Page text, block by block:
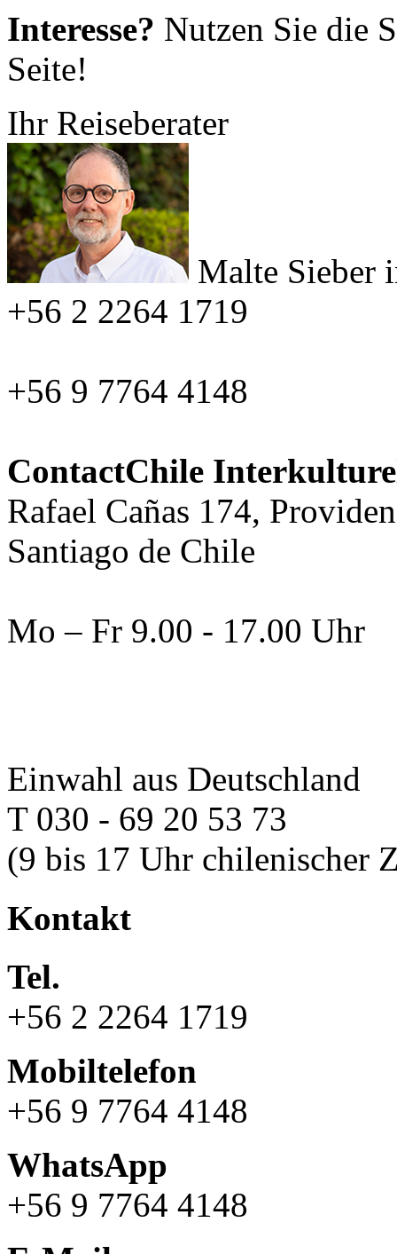
Interesse? Nutzen Sie die
Seite!
Ihr Reiseberater
Malte Sieber
+56 2 2264 1719
+56 9 7764 4148
ContactChile
Rafael Cañas 174,
Santiago de Chile
Mo – Fr 9.00 - 17.00 Uhr
Einwahl aus Deutschland
T 030 - 69 20 53 73
(9 bis 17 Uhr chilenischer
Kontakt
Tel.
+56 2 2264 1719
Mobiltelefon
+56 9 7764 4148
WhatsApp
+56 9 7764 4148